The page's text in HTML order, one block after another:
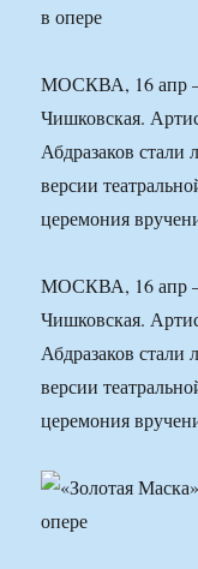
МОСКВА, 16 апр
Чишковская.
Абдразаков
версии
церемония
МОСКВА, 16 апр
Чишковская.
Абдразаков
версии
церемония